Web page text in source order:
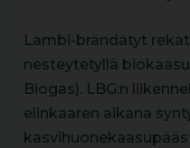
Lambi-brändätyt
nesteytetyllä
Biogas). LBG:n
elinkaaren aikana